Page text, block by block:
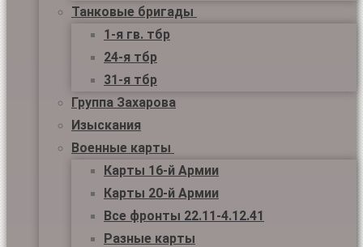
Танковые бригады
1-я гв. тбр
24-я тбр
31-я тбр
Группа Захарова
Изыскания
Военные карты
Карты 16-й Армии
Карты 20-й Армии
Все фронты 22.11-4.12.41
Разные карты